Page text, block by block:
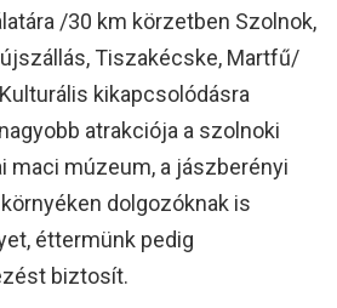
/30 km körzetben Szolnok,
Tiszakécske, Martfű/
kikapcsolódásra
atrakciója a szolnoki
maci múzeum, a jászberényi
dolgozóknak is
éttermünk pedig
biztosít.